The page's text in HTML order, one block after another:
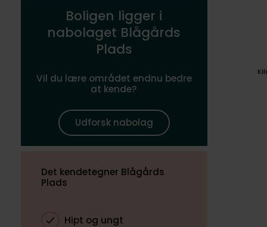
Boligen ligger i
nabolaget Blågårds
Plads
Vil du lære området endnu bedre
at kende?
Udforsk nabolag
Det kendetegner Blågårds
Plads
Hipt og ungt